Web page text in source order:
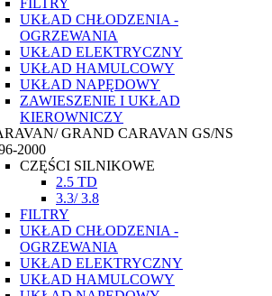
FILTRY
UKŁAD CHŁODZENIA -
OGRZEWANIA
UKŁAD ELEKTRYCZNY
UKŁAD HAMULCOWY
UKŁAD NAPĘDOWY
ZAWIESZENIE I UKŁAD
KIEROWNICZY
GRAND CARAVAN GS/NS
2000
CZĘŚCI SILNIKOWE
2.5 TD
3.3/ 3.8
FILTRY
UKŁAD CHŁODZENIA -
OGRZEWANIA
UKŁAD ELEKTRYCZNY
UKŁAD HAMULCOWY